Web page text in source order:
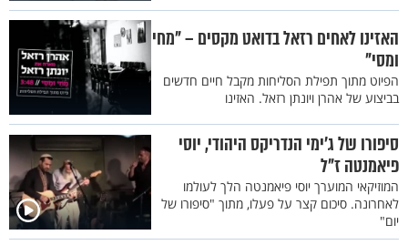
האזינו לאחים רזאל בדואט מקסים – "מחי
ומסי"
הפיוט מתוך תפילת הסליחות מקבל חיים חדשים
בביצוע של אהרן ויונתן רזאל. האזינו
סיפורו של ג'ימי הנדריקס היהודי, יוסי
פיאמנטה ז"ל
המוזיקאי המוערך יוסי פיאמנטה הלך לעולמו
לאחרונה. סיכום קצר על פעלו, מתוך "סיפורו של
יום"